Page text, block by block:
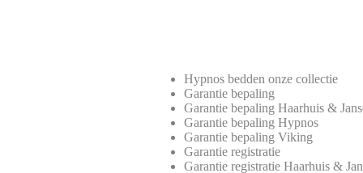
Hypnos bedden onze collectie
Garantie bepaling
Garantie bepaling Haarhuis &
Garantie bepaling Hypnos
Garantie bepaling Viking
Garantie registratie
Garantie registratie Haarhuis &